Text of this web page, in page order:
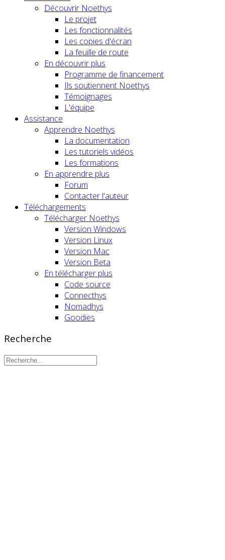
Découvrir Noethys
Le projet
Les fonctionnalités
Les copies d'écran
La feuille de route
En découvrir plus
Programme de financement
Ils soutiennent Noethys
Témoignages
L'équipe
Assistance
Apprendre Noethys
La documentation
Les tutoriels vidéos
Les formations
En apprendre plus
Forum
Contacter l'auteur
Téléchargements
Télécharger Noethys
Version Windows
Version Linux
Version Mac
Version Beta
En télécharger plus
Code source
Connecthys
Nomadhys
Goodies
Recherche